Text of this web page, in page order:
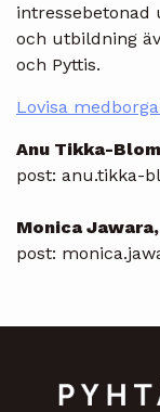
och utbildning
och Pyttis.
Lovisa
Anu Tikka-
post: anu.tikka-
Monica
post: